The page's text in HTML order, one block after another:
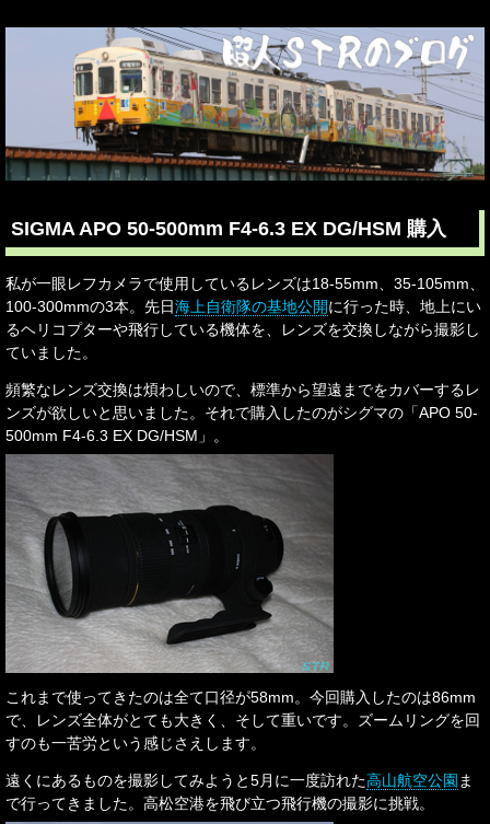
SIGMA APO 50-500mm F4-6.3 EX DG/HSM 購入
私が一眼レフカメラで使用しているレンズは18-55mm、35-105mm、
100-300mmの3本。先日海上自衛隊の基地公開に行った時、地上にい
るヘリコプターや飛行している機体を、レンズを交換しながら撮影し
ていました。
頻繁なレンズ交換は煩わしいので、標準から望遠までをカバーするレ
ンズが欲しいと思いました。それで購入したのがシグマの「APO 50-
500mm F4-6.3 EX DG/HSM」。
これまで使ってきたのは全て口径が58mm。今回購入したのは86mm
で、レンズ全体がとても大きく、そして重いです。ズームリングを回
すのも一苦労という感じさえします。
遠くにあるものを撮影してみようと5月に一度訪れた高山航空公園 ま
で行ってきました。高松空港を飛び立つ飛行機の撮影に挑戦。